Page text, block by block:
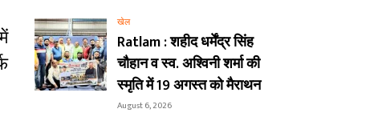
खेल
Ratlam : शहीद धर्मेंद्र सिंह
चौहान व स्व. अश्विनी शर्मा की
स्मृति में 19 अगस्त को मैराथन
August 6, 2026